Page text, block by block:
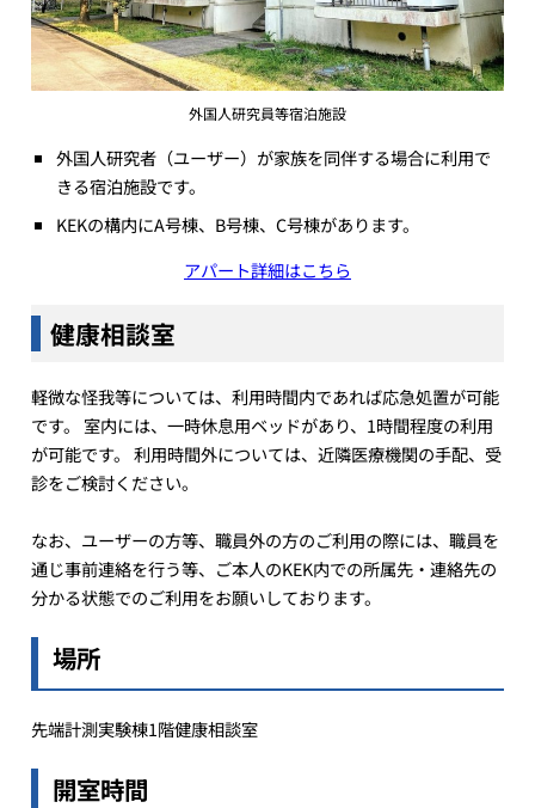
外国人研究員等宿泊施設
外国人研究者（ユーザー）が家族を同伴する場合に利用で
きる宿泊施設です。
KEKの構内にA号棟、B号棟、C号棟があります。
アパート詳細はこちら
健康相談室
軽微な怪我等については、利用時間内であれば応急処置が可能
です。 室内には、一時休息用ベッドがあり、1時間程度の利用
が可能です。 利用時間外については、近隣医療機関の手配、受
診をご検討ください。
なお、ユーザーの方等、職員外の方のご利用の際には、職員を
通じ事前連絡を行う等、ご本人のKEK内での所属先・連絡先の
分かる状態でのご利用をお願いしております。
場所
先端計測実験棟1階健康相談室
開室時間